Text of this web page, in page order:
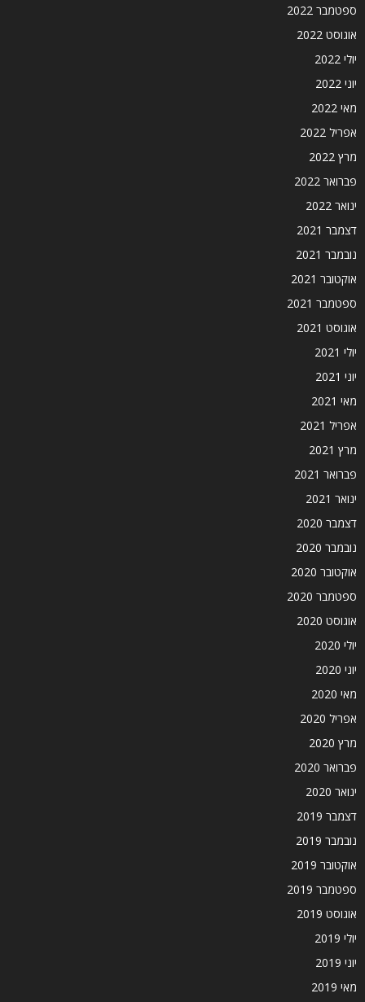
ספטמבר 2022
אוגוסט 2022
יולי 2022
יוני 2022
מאי 2022
אפריל 2022
מרץ 2022
פברואר 2022
ינואר 2022
דצמבר 2021
נובמבר 2021
אוקטובר 2021
ספטמבר 2021
אוגוסט 2021
יולי 2021
יוני 2021
מאי 2021
אפריל 2021
מרץ 2021
פברואר 2021
ינואר 2021
דצמבר 2020
נובמבר 2020
אוקטובר 2020
ספטמבר 2020
אוגוסט 2020
יולי 2020
יוני 2020
מאי 2020
אפריל 2020
מרץ 2020
פברואר 2020
ינואר 2020
דצמבר 2019
נובמבר 2019
אוקטובר 2019
ספטמבר 2019
אוגוסט 2019
יולי 2019
יוני 2019
מאי 2019